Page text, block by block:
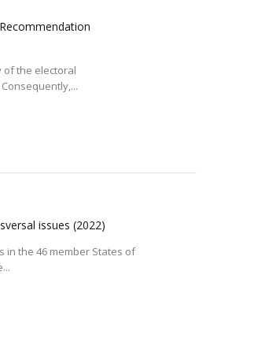
of the electoral
issues (2022)
in the 46 member States of